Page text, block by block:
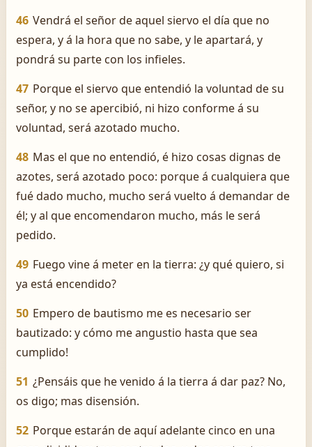
46 Vendrá el señor de aquel siervo el día que no
espera, y á la hora que no sabe, y le apartará, y
pondrá su parte con los infieles.
47 Porque el siervo que entendió la voluntad de su
señor, y no se apercibió, ni hizo conforme á su
voluntad, será azotado mucho.
48 Mas el que no entendió, é hizo cosas dignas de
azotes, será azotado poco: porque á cualquiera que
fué dado mucho, mucho será vuelto á demandar de
él; y al que encomendaron mucho, más le será
pedido.
49 Fuego vine á meter en la tierra: ¿y qué quiero, si
ya está encendido?
50 Empero de bautismo me es necesario ser
bautizado: y ­cómo me angustio hasta que sea
cumplido!
51 ¿Pensáis que he venido á la tierra á dar paz? No,
os digo; mas disensión.
52 Porque estarán de aquí adelante cinco en una